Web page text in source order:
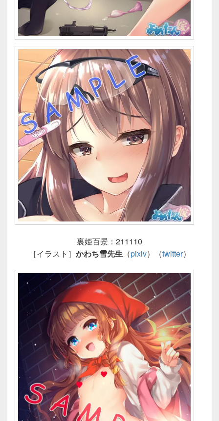
裏姫百景：211110
［イラスト］ かわち雪先生（pixiv）（twitter）